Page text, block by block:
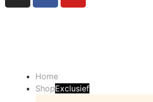
Home
ShopExclusief